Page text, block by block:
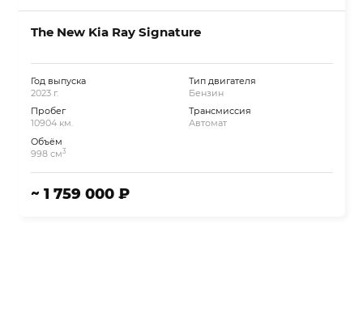
The New Kia Ray Signature
Год выпуска
2023 г.
Пробег
10904 км.
Объём
998 см3
Тип двигателя
Бензин
Трансмиссия
Автомат
~ 1 759 000 ₽